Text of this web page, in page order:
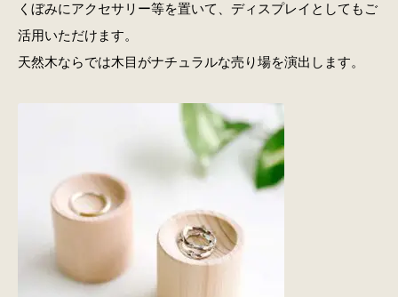
くぼみにアクセサリー等を置いて、ディスプレイとしてもご
活用いただけます。
天然木ならでは木目がナチュラルな売り場を演出します。